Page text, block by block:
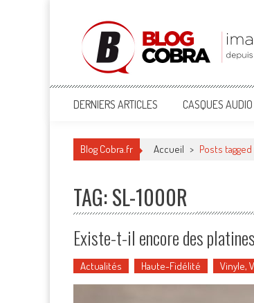
Blog Cobra
Toute l'actu Image & Son !
DERNIERS ARTICLES CASQUES AUDIO
Blog Cobra.fr Accueil > Posts
TAG: SL-1000R
Existe-t-il encore des
Actualités Haute-Fidélité Vinyle,